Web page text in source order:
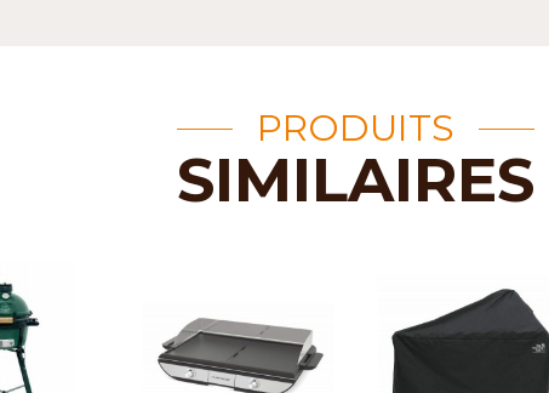
PRODUITS
SIMILAIRES